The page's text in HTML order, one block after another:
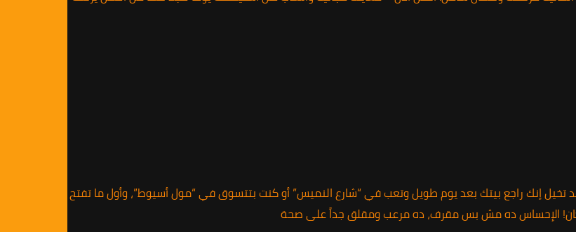
01010891953 خدمة 24 ساعة بضمان معتمد تخيل إنك راجع بيتك بعد يوم طويل وتعب في “شارع النميس” أو كنت بتتسوق في “مول أسيوط”، وأول ما تفتح
الإحساس ده مش بس مقرف، ده مرعب ومقلق جداً على صحة